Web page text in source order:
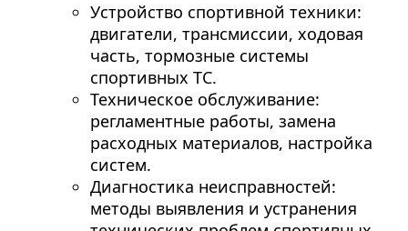
Устройство спортивной техники:
двигатели, трансмиссии, ходовая
часть, тормозные системы
спортивных ТС.
Техническое обслуживание:
регламентные работы, замена
расходных материалов, настройка
систем.
Диагностика неисправностей:
методы выявления и устранения